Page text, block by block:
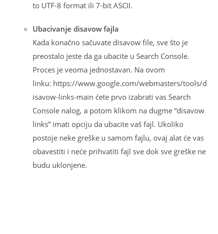
to UTF-8 format ili 7-bit ASCII.
Ubacivanje disavow fajla
Kada konačno sačuvate disavow file, sve što je
preostalo jeste da ga ubacite u Search Console.
Proces je veoma jednostavan. Na ovom
linku: https://www.google.com/webmasters/tools/d
isavow-links-main ćete prvo izabrati vas Search
Console nalog, a potom klikom na dugme “disavow
links” imati opciju da ubacite vaš fajl. Ukoliko
postoje neke greške u samom fajlu, ovaj alat će vas
obavestiti i neće prihvatiti fajl sve dok sve greške ne
budu uklonjene.